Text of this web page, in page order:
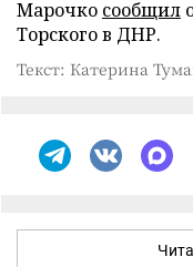
Марочко сообщил
Торского в ДНР.
Текст: Катерина